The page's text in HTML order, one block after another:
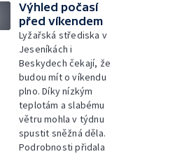
Výhled počasí
před víkendem
Lyžařská střediska v
Jeseníkách i
Beskydech čekají, že
budou mít o víkendu
plno. Díky nízkým
teplotám a slabému
větru mohla v týdnu
spustit sněžná děla.
Podrobnosti přidala